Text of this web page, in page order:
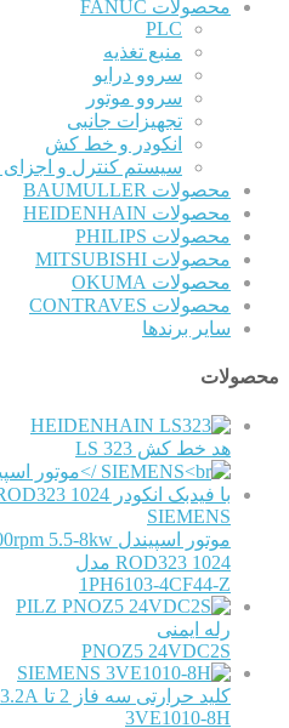
محصولات FANUC
PLC
منبع تغذیه
سروو درایو
سروو موتور
تجهیزات جانبی
انکودر و خط کش
سیستم کنترل و
محصولات BAUMULLER
محصولات HEIDENHAIN
محصولات PHILIPS
محصولات MITSUBISHI
محصولات OKUMA
محصولات CONTRAVES
سایر برندها
محصولات
HEIDENHAIN
هد خط کش LS 323
SIEMENS
ROD323 1024 مدل
1PH6103-4CF44-Z
PILZ
رله ایمنی
PNOZ5 24VDC2S
SIEMENS
کلید حرارتی سه فاز 2 تا 3.2A
3VE1010-8H